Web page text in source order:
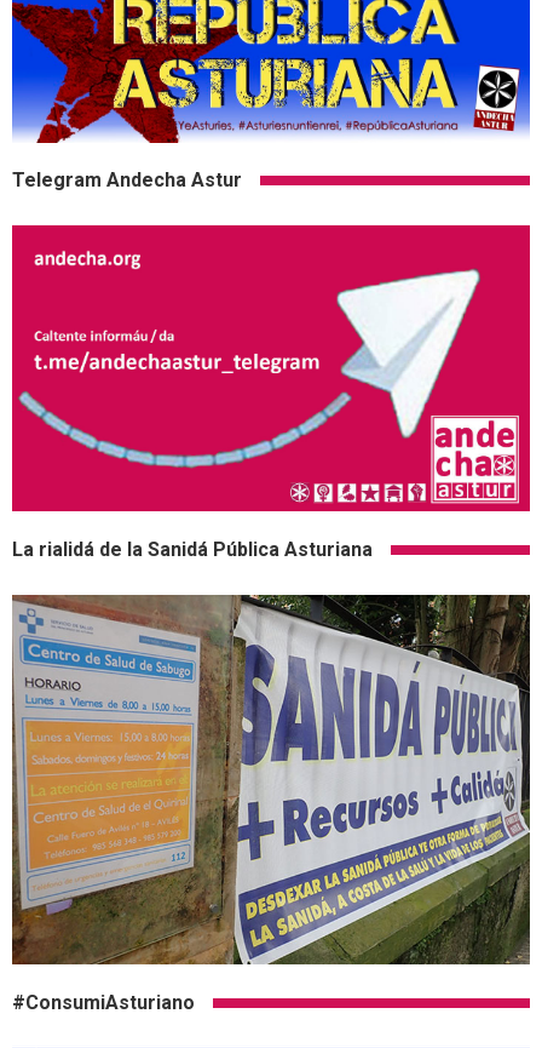
Telegram Andecha Astur
La rialidá de la Sanidá Pública Asturiana
#ConsumiAsturiano